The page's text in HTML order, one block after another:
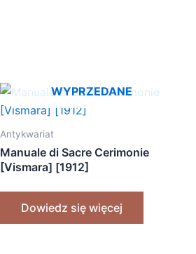
WYPRZEDANE
Antykwariat
Manuale di Sacre Cerimonie
[Vismara] [1912]
Dowiedz się więcej